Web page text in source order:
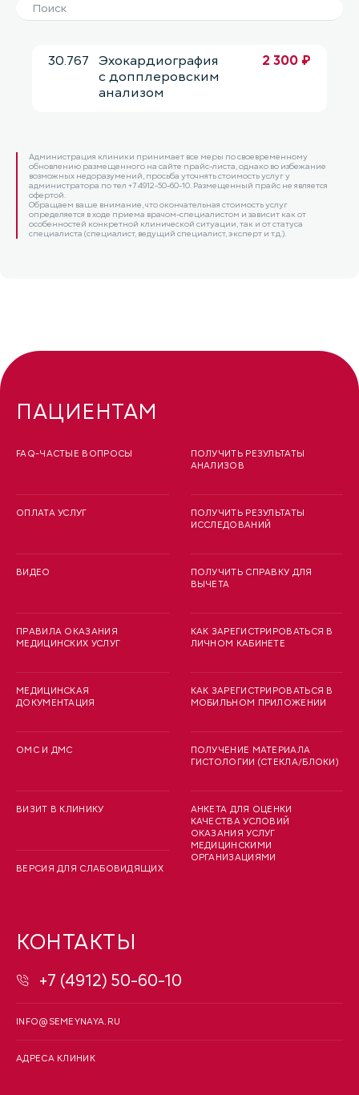
30.767 Эхокардиография
с допплеровским
анализом
2 300 ₽
Администрация клиники принимает все меры по своевременному
обновлению размещенного на сайте прайс-листа, однако во избежание
возможных недоразумений, просьба уточнять стоимость услуг у
администратора по тел +7 4912-50-60-10. Размещенный прайс не является
офертой.
Обращаем ваше внимание, что окончательная стоимость услуг
определяется в ходе приема врачом-специалистом и зависит как от
особенностей конкретной клинической ситуации, так и от статуса
специалиста (специалист, ведущий специалист, эксперт и т.д.).
ПАЦИЕНТАМ
FAQ-ЧАСТЫЕ ВОПРОСЫ
ОПЛАТА УСЛУГ
ВИДЕО
ПРАВИЛА ОКАЗАНИЯ
МЕДИЦИНСКИХ УСЛУГ
МЕДИЦИНСКАЯ
ДОКУМЕНТАЦИЯ
ОМС И ДМС
ВИЗИТ В КЛИНИКУ
ВЕРСИЯ ДЛЯ СЛАБОВИДЯЩИХ
ПОЛУЧИТЬ РЕЗУЛЬТАТЫ
АНАЛИЗОВ
ПОЛУЧИТЬ РЕЗУЛЬТАТЫ
ИССЛЕДОВАНИЙ
ПОЛУЧИТЬ СПРАВКУ ДЛЯ
ВЫЧЕТА
КАК ЗАРЕГИСТРИРОВАТЬСЯ В
ЛИЧНОМ КАБИНЕТЕ
КАК ЗАРЕГИСТРИРОВАТЬСЯ В
МОБИЛЬНОМ ПРИЛОЖЕНИИ
ПОЛУЧЕНИЕ МАТЕРИАЛА
ГИСТОЛОГИИ (СТЕКЛА/БЛОКИ)
АНКЕТА ДЛЯ ОЦЕНКИ
КАЧЕСТВА УСЛОВИЙ
ОКАЗАНИЯ УСЛУГ
МЕДИЦИНСКИМИ
ОРГАНИЗАЦИЯМИ
КОНТАКТЫ
+7 (4912) 50-60-10
INFO@SEMEYNAYA.RU
АДРЕСА КЛИНИК